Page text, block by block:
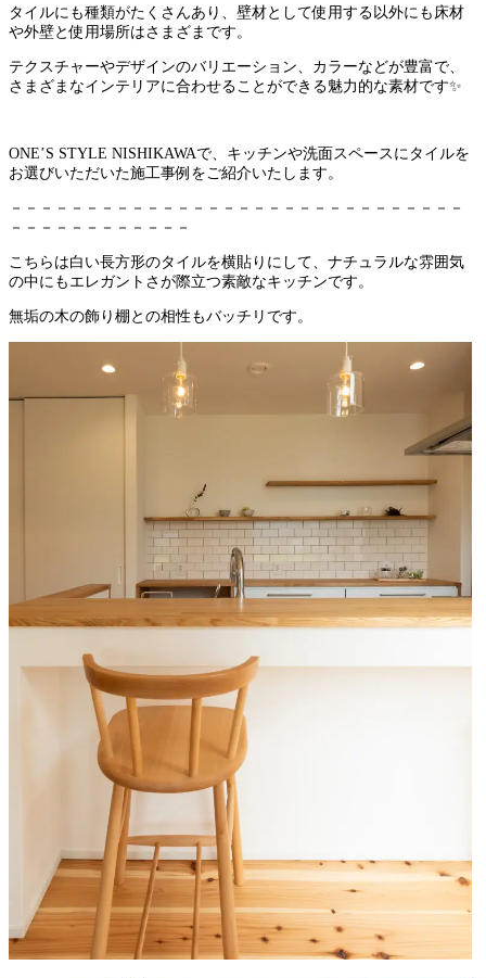
タイルにも種類がたくさんあり、壁材として使用する以外にも床材
や外壁と使用場所はさまざまです。
テクスチャーやデザインのバリエーション、カラーなどが豊富で、
さまざまなインテリアに合わせることができる魅力的な素材です✨
ONE’S STYLE NISHIKAWAで、キッチンや洗面スペースにタイルを
お選びいただいた施工事例をご紹介いたします。
－－－－－－－－－－－－－－－－－－－－－－－－－－－－－－
－－－－－－－－－－－－
こちらは白い長方形のタイルを横貼りにして、ナチュラルな雰囲気
の中にもエレガントさが際立つ素敵なキッチンです。
無垢の木の飾り棚との相性もバッチリです。